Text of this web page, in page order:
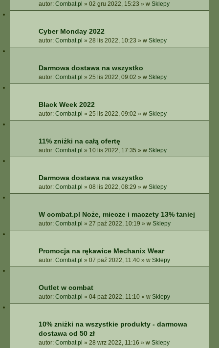
autor: Combat.pl » 02 gru 2022, 15:23 » w Sklepy
Cyber Monday 2022
autor: Combat.pl » 28 lis 2022, 10:23 » w Sklepy
Darmowa dostawa na wszystko
autor: Combat.pl » 25 lis 2022, 09:02 » w Sklepy
Black Week 2022
autor: Combat.pl » 25 lis 2022, 09:02 » w Sklepy
11% zniżki na całą ofertę
autor: Combat.pl » 10 lis 2022, 17:35 » w Sklepy
Darmowa dostawa na wszystko
autor: Combat.pl » 08 lis 2022, 08:29 » w Sklepy
W combat.pl Noże, miecze i maczety 13% taniej
autor: Combat.pl » 27 paź 2022, 10:19 » w Sklepy
Promocja na rękawice Mechanix Wear
autor: Combat.pl » 07 paź 2022, 11:40 » w Sklepy
Outlet w combat
autor: Combat.pl » 04 paź 2022, 11:10 » w Sklepy
10% zniżki na wszystkie produkty - darmowa
dostawa od 50 zł
autor: Combat.pl » 28 wrz 2022, 11:16 » w Sklepy